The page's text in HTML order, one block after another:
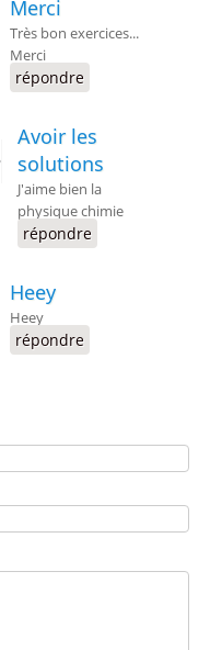
Merci
Très bon exercices...
Merci
répondre
Avoir les
solutions
J'aime bien la
physique chimie
répondre
Heey
Heey
répondre